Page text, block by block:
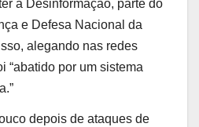
a Desinformação, parte do
e Defesa Nacional da
alegando nas redes
“abatido por um sistema
depois de ataques de